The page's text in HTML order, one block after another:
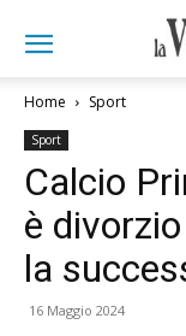
Home Sport
Sport
Calcio
è
la
16 Maggio 2024